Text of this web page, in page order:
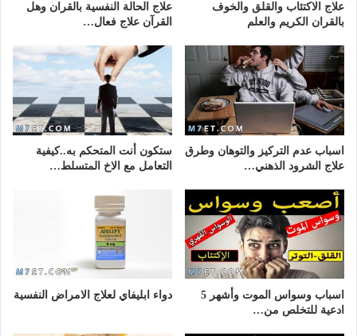
علاج الاكتئاب والقلق والخوف
بالقران الكريم والعلم
علاج الحالة النفسية بالقران وهل
القرآن علاج فعال…
اسباب عدم التركيز والتوهان وطرق
علاج الشرود الذهني…
ستكون أنت المتحكم به..كيفية
التعامل مع الاخ المتسلط…
اسباب وسواس الموت وأشهر 5
ادعية للتخلص من…
دواء ابليفاي لعلاج الامراض النفسية